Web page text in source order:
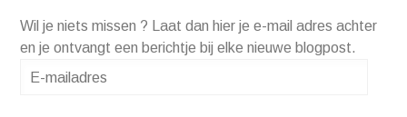
Wil je niets missen ? Laat dan hier je e-mail adres achter
en je ontvangt een berichtje bij elke nieuwe blogpost.
E-